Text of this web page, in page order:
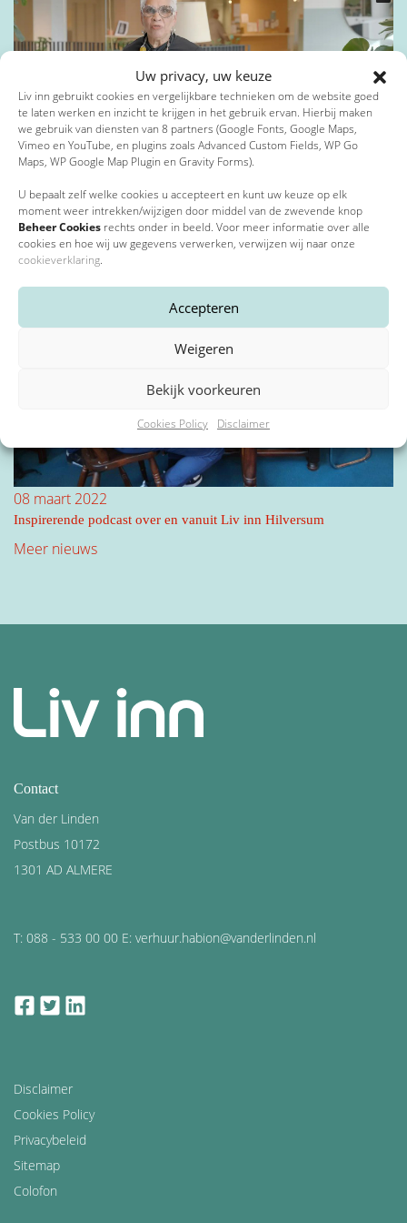
Uw privacy, uw keuze
Liv inn gebruikt cookies en vergelijkbare technieken om de website goed
te laten werken en inzicht te krijgen in het gebruik ervan. Hierbij maken
we gebruik van diensten van 8 partners (Google Fonts, Google Maps,
Vimeo en YouTube, en plugins zoals Advanced Custom Fields, WP Go
Maps, WP Google Map Plugin en Gravity Forms).
U bepaalt zelf welke cookies u accepteert en kunt uw keuze op elk
moment weer intrekken/wijzigen door middel van de zwevende knop
Beheer Cookies rechts onder in beeld. Voor meer informatie over alle
cookies en hoe wij uw gegevens verwerken, verwijzen wij naar onze
cookieverklaring.
Accepteren
Weigeren
Bekijk voorkeuren
Cookies Policy Disclaimer
*
Ik ga akkoord met het privacybeleid*
Toevoeging
Postcode*
Plaats*
IBAN Bankrekeningnummer*
Akkoord voorwaarden en privacybeleid*
Door lid te worden ga je akkoord met de
*Verplichte velden
15 februari 2023
08 maart 2022
Inspirerende podcast over en vanuit Liv inn Hilversum
Meer nieuws
Contact
Van der Linden
Postbus 10172
1301 AD ALMERE
T: 088 - 533 00 00 E: verhuur.habion@vanderlinden.nl
facebook
twitter
Disclaimer
Cookies Policy
Privacybeleid
Sitemap
Colofon